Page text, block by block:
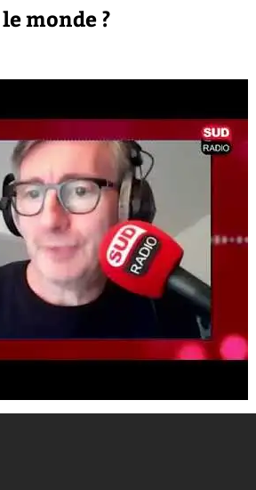
monde ?